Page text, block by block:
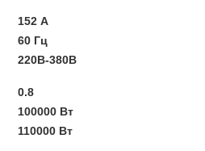
152 А
60 Гц
220В-380В
0.8
100000 Вт
110000 Вт